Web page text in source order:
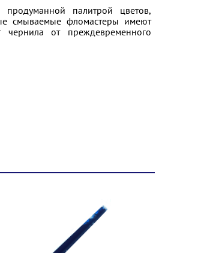
палитрой цветов,
смываемые фломастеры имеют
чернила от преждевременного